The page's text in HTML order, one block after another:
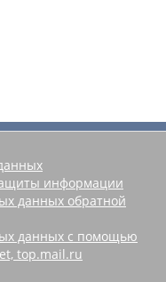
информации
данных обратной
данных с помощью
top.mail.ru